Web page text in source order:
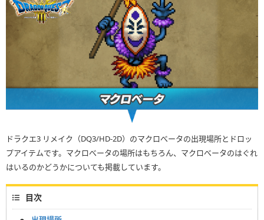
ドラクエ3 リメイク（DQ3/HD-2D）のマクロべータの出現場所とドロッ
プアイテムです。マクロべータの場所はもちろん、マクロべータのはぐれ
はいるのかどうかについても掲載しています。
目次